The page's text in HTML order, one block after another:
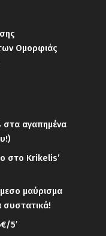
Ομορφιάς
αγαπημένα
στο Krikelis’
μαύρισμα
συστατικά!
5′